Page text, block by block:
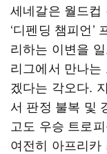
세네갈은 월드컵
‘디펜딩 챔피언’
리하는 이변을
리그에서 만나는
겠다는 각오다.
서 판정 불복 및
고도 우승 트로
여전히 아프리